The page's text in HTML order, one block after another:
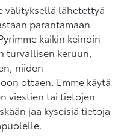
välityksellä lähetettyä
parantamaan
kaikin keinoin
turvallisen keruun,
niiden
ottaen. Emme käytä
viestien tai tietojen
jaa kyseisiä tietoja